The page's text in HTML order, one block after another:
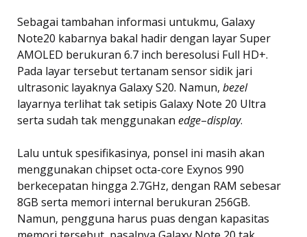
Sebagai tambahan informasi untukmu, Galaxy
Note20 kabarnya bakal hadir dengan layar Super
AMOLED berukuran 6.7 inch beresolusi Full HD+.
Pada layar tersebut tertanam sensor sidik jari
ultrasonic layaknya Galaxy S20. Namun, bezel
layarnya terlihat tak setipis Galaxy Note 20 Ultra
serta sudah tak menggunakan edge–display.
Lalu untuk spesifikasinya, ponsel ini masih akan
menggunakan chipset octa-core Exynos 990
berkecepatan hingga 2.7GHz, dengan RAM sebesar
8GB serta memori internal berukuran 256GB.
Namun, pengguna harus puas dengan kapasitas